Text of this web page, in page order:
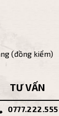
(đồng kiểm)
TƯ VẤN
0777.222.555